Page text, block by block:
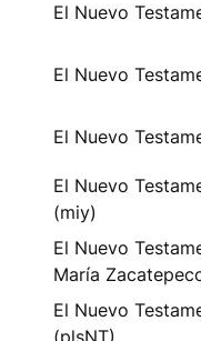
El Nuevo
El Nuevo
El Nuevo
El Nuevo
(miy)
El Nuevo
María
El Nuevo
(plsNT)